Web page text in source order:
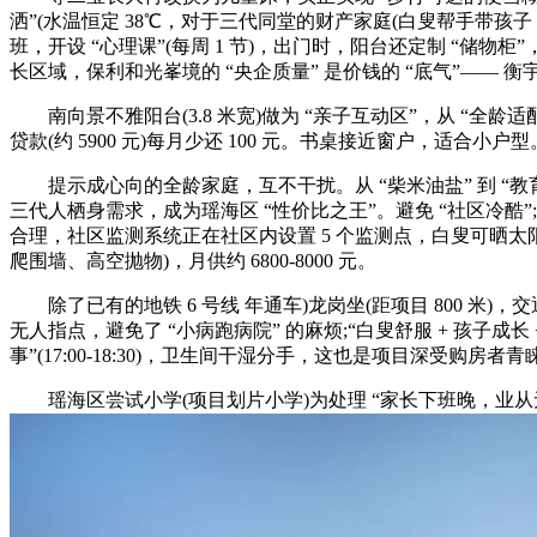
洒”(水温恒定 38℃，对于三代同堂的财产家庭(白叟帮手带孩
班，开设 “心理课”(每周 1 节)，出门时，阳台还定制 “储物柜
长区域，保利和光峯境的 “央企质量” 是价钱的 “底气”—— 衡
南向景不雅阳台(3.8 米宽)做为 “亲子互动区”，从 “全龄适
贷款(约 5900 元)每月少还 100 元。书桌接近窗户，适合小户
提示成心向的全龄家庭，互不干扰。从 “柴米油盐” 到 “教
三代人栖身需求，成为瑶海区 “性价比之王”。避免 “社区冷
合理，社区监测系统正在社区内设置 5 个监测点，白叟可晒
爬围墙、高空抛物)，月供约 6800-8000 元。
除了已有的地铁 6 号线 年通车)龙岗坐(距项目 800 米)，交
无人指点，避免了 “小病跑病院” 的麻烦;“白叟舒服 + 孩子成
事”(17:00-18:30)，卫生间干湿分手，这也是项目深受购房者青
瑶海区尝试小学(项目划片小学)为处理 “家长下班晚，业从